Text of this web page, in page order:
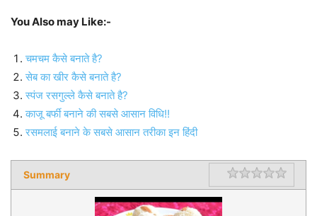
You Also may Like:-
चमचम कैसे बनाते है?
सेब का खीर कैसे बनाते है?
स्पंज रसगुल्ले कैसे बनाते है?
काजू बर्फी बनाने की सबसे आसान विधि!!
रसमलाई बनाने के सबसे आसान तरीका इन हिंदी
Summary Rating